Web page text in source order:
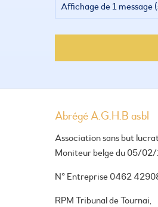
Affichage de 1 message
Abrégé A.G.H.B asbl
Association sans but
Moniteur belge du 05/
N° Entreprise 0462
RPM Tribunal de Tournai,